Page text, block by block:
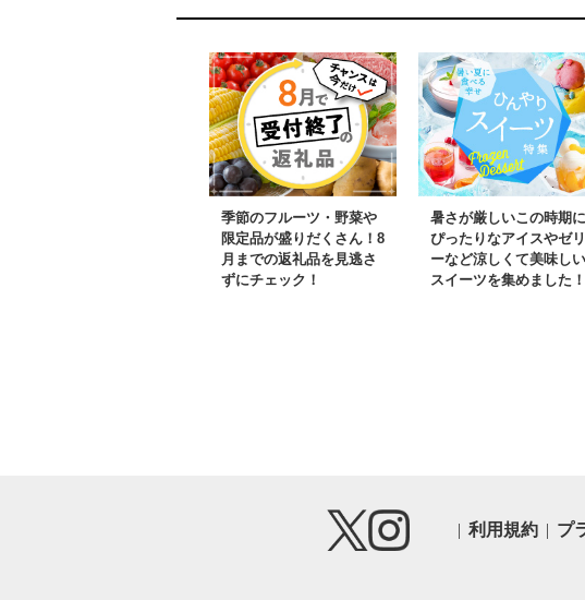
季節のフルーツ・野菜や
限定品が盛りだくさん！8
月までの返礼品を見逃さ
ずにチェック！
暑さが厳しいこの時期に
ぴったりなアイスやゼリ
ーなど涼しくて美味しい
スイーツを集めました！
利用規約 プ